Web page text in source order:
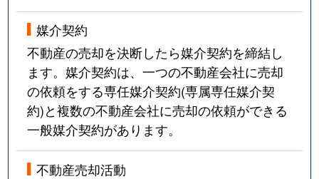
媒介契約
不動産の売却を決断したら媒介契約を締結し
ます。媒介契約は、一つの不動産会社に売却
の依頼をする専任媒介契約(専属専任媒介契
約)と複数の不動産会社に売却の依頼ができる
一般媒介契約があります。
不動産売却活動